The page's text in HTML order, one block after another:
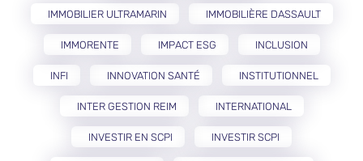
IMMOBILIER ULTRAMARIN IMMOBILIÈRE DASSAULT
IMMORENTE IMPACT ESG INCLUSION
INFI INNOVATION SANTÉ INSTITUTIONNEL
INTER GESTION REIM INTERNATIONAL
INVESTIR EN SCPI INVESTIR SCPI